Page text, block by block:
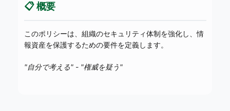
📋 概要
このポリシーは、組織のセキュリティ体制を強化し、情
報資産を保護するための要件を定義します。
"自分で考える"- "権威を疑う"